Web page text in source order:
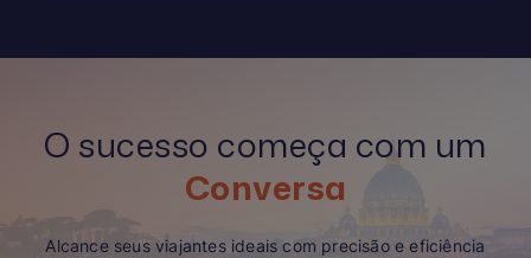
O sucesso começa com um
Conversa
Alcance seus viajantes ideais com precisão e eficiência